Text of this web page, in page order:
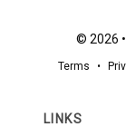
© 2026 •
Terms •
LINKS